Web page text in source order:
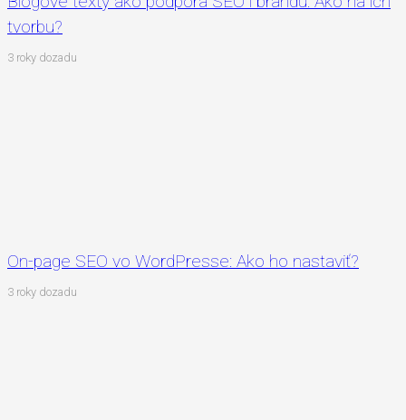
tvorbu?
3 roky dozadu
On-page SEO vo WordPresse: Ako ho nastaviť?
3 roky dozadu